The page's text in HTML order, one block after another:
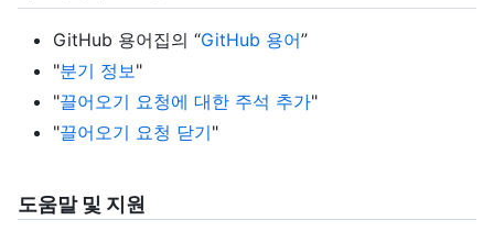
GitHub 용어집의 “GitHub 용어”
"분기 정보 "
"끌어오기 요청에 대한 주석 추가"
"끌어오기 요청 닫기"
도움말 및 지원